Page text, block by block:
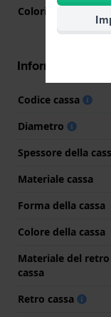
Colori lancette
Informazioni
Codice cassa
Diametro
Spessore della
Materiale cassa
Forma della cassa
Colore della cassa
Materiale del
cassa
Retro cassa